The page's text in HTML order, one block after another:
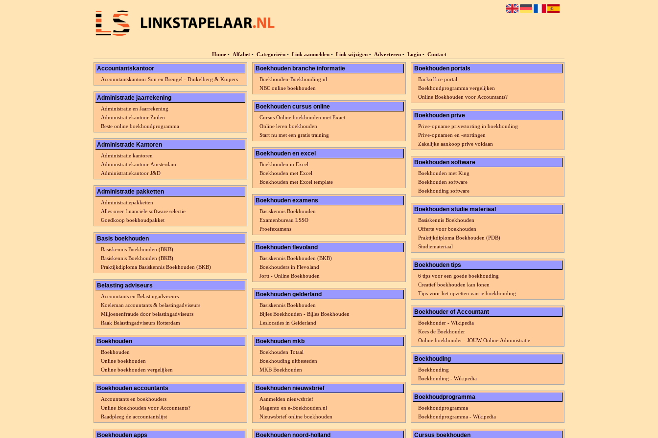
Home - Alfabet - Categorieën - Link aanmelden - Link wijzigen - Adverteren - Login - Contact
Accountantskantoor
Accountantskantoor Son en Breugel - Dinkelberg & Kuipers
Administratie jaarrekening
Administratie en Jaarrekening
Administratiekantoor Zuilen
Beste online boekhoudprogramma
Administratie Kantoren
Administratie kantoren
Administratiekantoor Amsterdam
Administratiekantoor J&D
Administratie pakketten
Administratiepakketten
Alles over financiele software selectie
Goedkoop boekhoudpakket
Basis boekhouden
Basiskennis Boekhouden (BKB)
Basiskennis Boekhouden (BKB)
Praktijkdiploma Basiskennis Boekhouden (BKB)
Belasting adviseurs
Accountants en Belastingadviseurs
Koeleman accountants & belastingadviseurs
Miljoenenfraude door belastingadviseurs
Raak Belastingadviseurs Rotterdam
Boekhouden
Boekhouden
Online boekhouden
Online boekhouden vergelijken
Boekhouden accountants
Accountants en boekhouders
Online Boekhouden voor Accountants?
Raadpleeg de accountantslijst
Boekhouden apps
Boekhouden branche informatie
Boekhouden-Boekhouding.nl
NBC online boekhouden
Boekhouden cursus online
Cursus Online boekhouden met Exact
Online leren boekhouden
Start nu met een gratis training
Boekhouden en excel
Boekhouden in Excel
Boekhouden met Excel
Boekhouden met Excel template
Boekhouden examens
Basiskennis Boekhouden
Examenbureau LSSO
Proefexamens
Boekhouden flevoland
Basiskennis Boekhouden (BKB)
Boekhouders in Flevoland
Jortt - Online Boekhouden
Boekhouden gelderland
Basiskennis Boekhouden
Bijles Boekhouden - Bijles Boekhouden
Leslocaties in Gelderland
Boekhouden mkb
Boekhouden Totaal
Boekhouding uitbesteden
MKB Boekhouden
Boekhouden nieuwsbrief
Aanmelden nieuwsbrief
Magento en e-Boekhouden.nl
Nieuwsbrief online boekhouden
Boekhouden noord-holland
Boekhouden portals
Backoffice portal
Boekhoudprogramma vergelijken
Online Boekhouden voor Accountants?
Boekhouden prive
Prive-opname privestorting in boekhouding
Prive-opnamen en -stortingen
Zakelijke aankoop prive voldaan
Boekhouden software
Boekhouden met King
Boekhouden software
Boekhouding software
Boekhouden studie materiaal
Basiskennis Boekhouden
Offerte voor boekhouden
Praktijkdiploma Boekhouden (PDB)
Studiemateriaal
Boekhouden tips
6 tips voor een goede boekhouding
Creatief boekhouden kan lonen
Tips voor het opzetten van je boekhouding
Boekhouder of Accountant
Boekhouder - Wikipedia
Kees de Boekhouder
Online boekhouder - JOUW Online Administratie
Boekhouding
Boekhouding
Boekhouding - Wikipedia
Boekhoudprogramma
Boekhoudprogramma
Boekhoudprogramma - Wikipedia
Cursus boekhouden